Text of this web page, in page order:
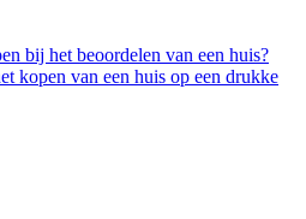
bij het beoordelen van een huis?
kopen van een huis op een drukke